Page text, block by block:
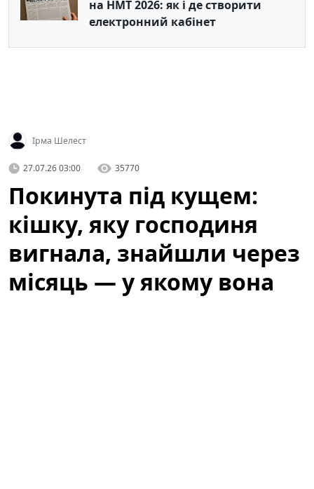
на НМТ 2026: як і де створити
електронний кабінет
Ірма Шелест
27.07.26 03:00 35770
Покинута під кущем:
кішку, яку господиня
вигнала, знайшли через
місяць — у якому вона